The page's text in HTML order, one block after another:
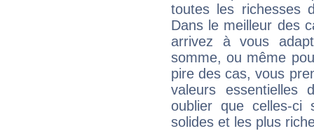
toutes les richesses
Dans le meilleur des
arrivez à vous
somme, ou même
pire des cas, vous
valeurs
oublier que celles-
solides et les plus